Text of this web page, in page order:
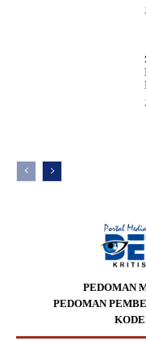
PEDOMAN
PEDOMAN